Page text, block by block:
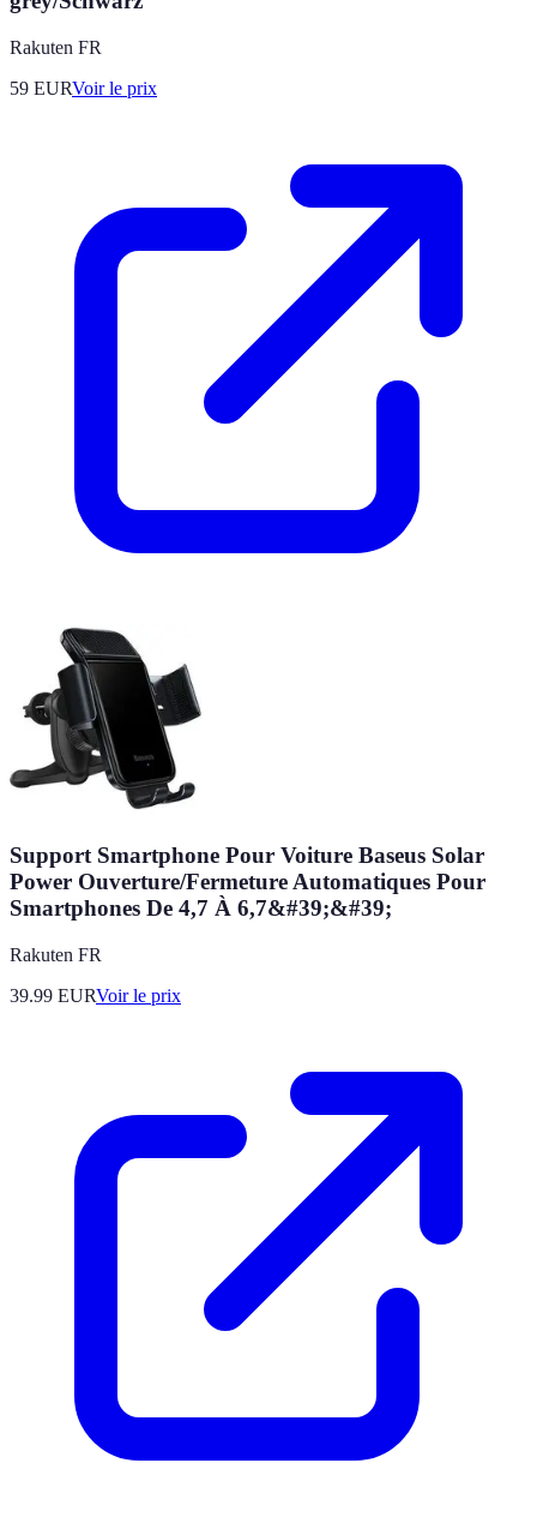
Rakuten FR
59 EURVoir le prix
Support Smartphone Pour Voiture Baseus Solar
Power Ouverture/Fermeture Automatiques Pour
Smartphones De 4,7 À 6,7&#39;&#39;
Rakuten FR
39.99 EURVoir le prix